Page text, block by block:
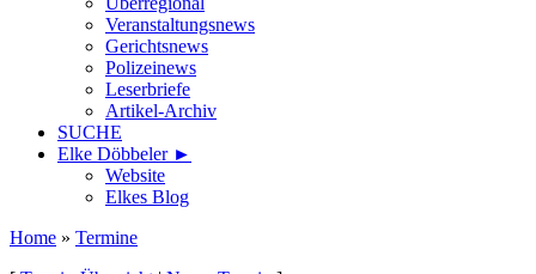
Veranstaltungsnews
Gerichtsnews
Polizeinews
Leserbriefe
Artikel-Archiv
SUCHE
Elke Döbbeler ►
Website
Elkes Blog
Home » Termine